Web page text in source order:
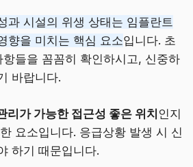
과 시설의 위생 상태는 임플란트
향을 미치는 핵심 요소입니다. 초
들을 꼼꼼히 확인하시고, 신중하
바랍니다.
리가 가능한 접근성 좋은 위치 인지
요소입니다. 응급상황 발생 시 신
하기 때문입니다.